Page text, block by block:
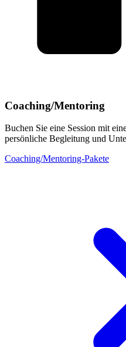
Coaching/Mentoring
Buchen Sie eine Session mit
persönliche Begleitung und
Coaching/Mentoring-Pakete